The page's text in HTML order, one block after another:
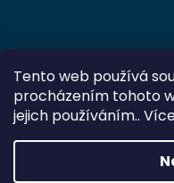
Tento web používá
procházením tohoto
jejich používáním..